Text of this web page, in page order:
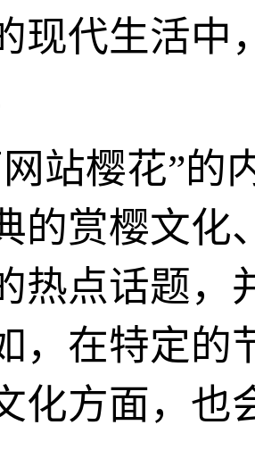
现代生活中
网站樱花”的
的赏樱文化
热点话题，
，在特定的
化方面，也